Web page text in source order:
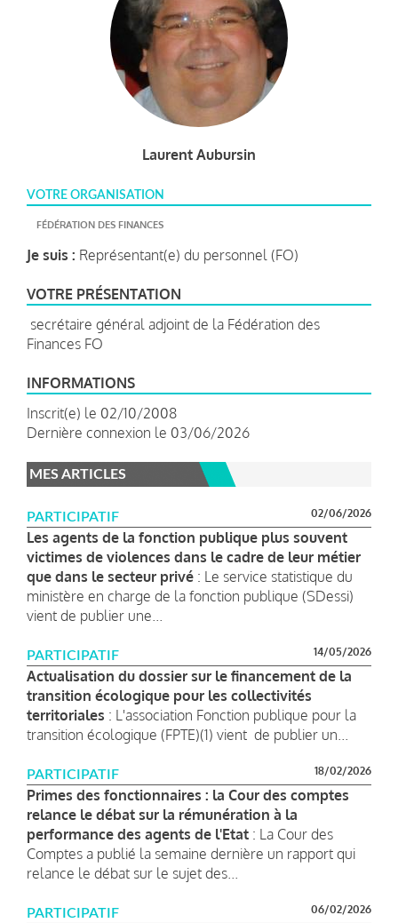
Laurent Aubursin
VOTRE ORGANISATION
FÉDÉRATION DES FINANCES
Je suis : Représentant(e) du personnel (FO)
VOTRE PRÉSENTATION
secrétaire général adjoint de la Fédération des
Finances FO
INFORMATIONS
Inscrit(e) le 02/10/2008
Dernière connexion le 03/06/2026
MES ARTICLES
PARTICIPATIF 02/06/2026
Les agents de la fonction publique plus souvent
victimes de violences dans le cadre de leur métier
que dans le secteur privé : Le service statistique du
ministère en charge de la fonction publique (SDessi)
vient de publier une...
PARTICIPATIF 14/05/2026
Actualisation du dossier sur le financement de la
transition écologique pour les collectivités
territoriales : L'association Fonction publique pour la
transition écologique (FPTE)(1) vient de publier un...
PARTICIPATIF 18/02/2026
Primes des fonctionnaires : la Cour des comptes
relance le débat sur la rémunération à la
performance des agents de l'Etat : La Cour des
Comptes a publié la semaine dernière un rapport qui
relance le débat sur le sujet des...
PARTICIPATIF 06/02/2026